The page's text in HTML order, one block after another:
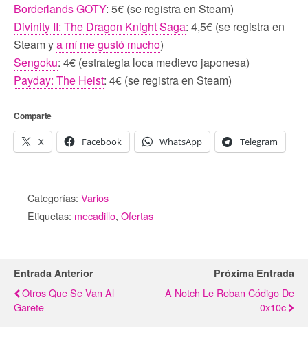
Borderlands GOTY: 5€ (se registra en Steam)
Divinity II: The Dragon Knight Saga: 4,5€ (se registra en
Steam ya mí me gustó mucho)
Sengoku: 4€ (estrategia loca medievo japonesa)
Payday: The Heist: 4€ (se registra en Steam)
Comparte
X Facebook WhatsApp Telegram
Categorías: Varios
Etiquetas: mecadillo, Ofertas
Entrada Anterior
Otros Que Se Van Al
Garete
Próxima Entrada
A Notch Le Roban Código De
0x10c